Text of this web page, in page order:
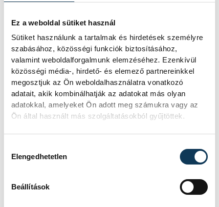
Ez a weboldal sütiket használ
Sütiket használunk a tartalmak és hirdetések személyre
szabásához, közösségi funkciók biztosításához,
valamint weboldalforgalmunk elemzéséhez. Ezenkívül
közösségi média-, hirdető- és elemező partnereinkkel
megosztjuk az Ön weboldalhasználatra vonatkozó
adatait, akik kombinálhatják az adatokat más olyan
adatokkal, amelyeket Ön adott meg számukra vagy az
Ön által használt más szolgáltatásokból gyűjtöttek.
Elengedhetetlen
Beállítások
kultúra
SZERZŐ
vehir.hu